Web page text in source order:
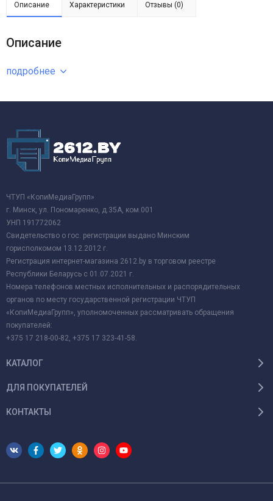
Описание Характеристики Отзывы (0)
Описание
подробнее
ЧТУП «КопиМедиаГрупп»
г. Минск, ул. Пономаренко, д.35А, ком.001
УНП 191772062
Свидетельство о гос. регистрации выдано Минским
горисполкомом 13.12.2012 г.
Регистрация интернет-магазина 2612.by в торговом реестре
Республики Беларусь с 01.07.2021 г.
Номера телефонов местных исполнительных и распорядительных
органов по месту государственной регистрации ЧТУП
«КопиМедиаГрупп», уполномоченных рассматривать обращения
покупателей:
+375 17 218-00-82, +375 17 323-41-58.
КАТАЛОГ
ДЛЯ ПОКУПАТЕЛЕЙ
КОНТАКТЫ